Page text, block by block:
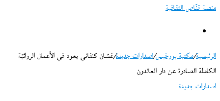
منصة قنّاص الثقافية
الرئيسية/مكتبة بورخيس/اصدارات جديدة/غسّان كنفاني يعود في الأعمال الروائيّة
الكاملة الصادرة عن دار العائدون
اصدارات جديدة